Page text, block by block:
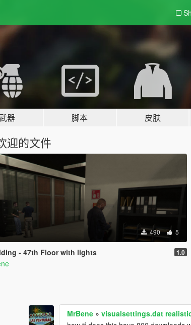
器 脚本 皮肤
迎的文件
490 5
- 47th Floor with lights 1.0
MrBene »visualsettings.dat